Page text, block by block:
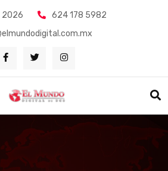
2026
624 178 5982